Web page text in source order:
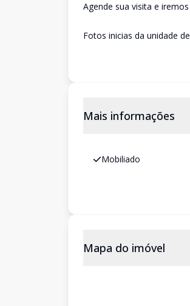
Agende sua visita e
Fotos inicias da unidade
Mais informações
Mobiliado
Mapa do imóvel